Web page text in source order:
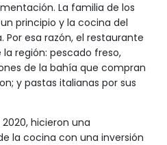
La familia de los
principio y la cocina del
esa razón, el restaurante
región: pescado freso,
de la bahía que compran
y pastas italianas por sus
hicieron una
la cocina con una inversión